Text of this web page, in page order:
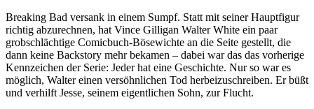
Breaking Bad versank in einem Sumpf. Statt mit seiner Hauptfigur
richtig abzurechnen, hat Vince Gilligan Walter White ein paar
grobschlächtige Comicbuch-Bösewichte an die Seite gestellt, die
dann keine Backstory mehr bekamen – dabei war das das vorherige
Kennzeichen der Serie: Jeder hat eine Geschichte. Nur so war es
möglich, Walter einen versöhnlichen Tod herbeizuschreiben. Er büßt
und verhilft Jesse, seinem eigentlichen Sohn, zur Flucht.